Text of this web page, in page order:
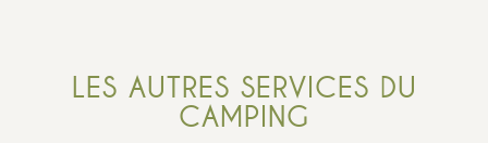
LES AUTRES SERVICES DU
CAMPING